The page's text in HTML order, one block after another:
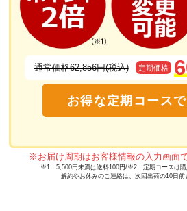
通常価格62,856円(税込) 定期価格
お得な定期コース
※お届け周期はお客様情報の入力画面
※1…5,500円未満は送料100円/※2…定期コースは購
解約やお休みのご連絡は、次回出荷の10日前